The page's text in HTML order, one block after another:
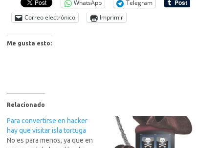
WhatsApp
Telegram
Correo electrónico
Imprimir
Me gusta esto:
Relacionado
Para convertirse en hacker
hay que visitar isla tortuga
No es para menos, ya que en